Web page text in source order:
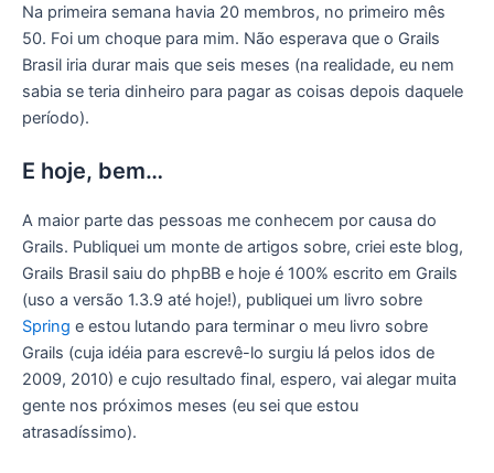
Na primeira semana havia 20 membros, no primeiro mês
50. Foi um choque para mim. Não esperava que o Grails
Brasil iria durar mais que seis meses (na realidade, eu nem
sabia se teria dinheiro para pagar as coisas depois daquele
período).
E hoje, bem…
A maior parte das pessoas me conhecem por causa do
Grails. Publiquei um monte de artigos sobre, criei este blog,
Grails Brasil saiu do phpBB e hoje é 100% escrito em Grails
(uso a versão 1.3.9 até hoje!), publiquei um livro sobre
Spring e estou lutando para terminar o meu livro sobre
Grails (cuja idéia para escrevê-lo surgiu lá pelos idos de
2009, 2010) e cujo resultado final, espero, vai alegar muita
gente nos próximos meses (eu sei que estou
atrasadíssimo).